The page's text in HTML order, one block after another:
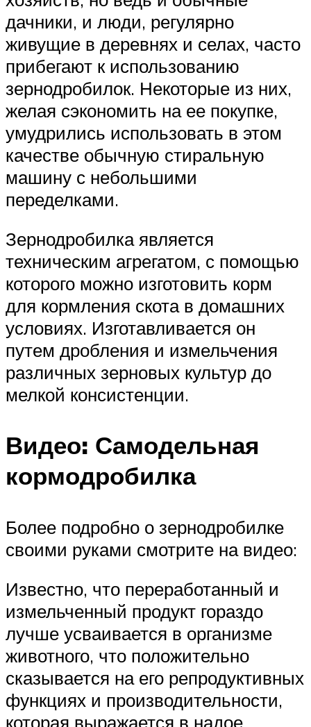
дачники, и люди, регулярно
живущие в деревнях и селах, часто
прибегают к использованию
зернодробилок. Некоторые из них,
желая сэкономить на ее покупке,
умудрились использовать в этом
качестве обычную стиральную
машину с небольшими
переделками.
Зернодробилка является
техническим агрегатом, с помощью
которого можно изготовить корм
для кормления скота в домашних
условиях. Изготавливается он
путем дробления и измельчения
различных зерновых культур до
мелкой консистенции.
Видео: Самодельная
кормодробилка
Более подробно о зернодробилке
своими руками смотрите на видео:
Известно, что переработанный и
измельченный продукт гораздо
лучше усваивается в организме
животного, что положительно
сказывается на его репродуктивных
функциях и производительности,
которая выражается в надое